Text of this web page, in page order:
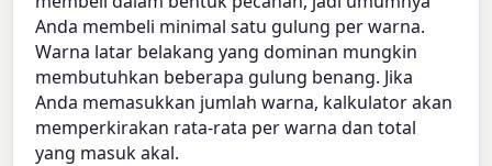
Anda membeli minimal satu gulung per warna.
Warna latar belakang yang dominan mungkin
membutuhkan beberapa gulung benang. Jika
Anda memasukkan jumlah warna, kalkulator akan
memperkirakan rata-rata per warna dan total
yang masuk akal.